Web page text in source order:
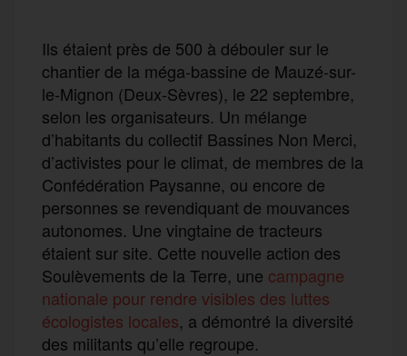
Ils étaient près de 500 à débouler sur le
chantier de la méga-bassine de Mauzé-sur-
le-Mignon (Deux-Sèvres), le 22 septembre,
selon les organisateurs. Un mélange
d’habitants du collectif Bassines Non Merci,
d’activistes pour le climat, de membres de la
Confédération Paysanne, ou encore de
personnes se revendiquant de mouvances
autonomes. Une vingtaine de tracteurs
étaient sur site. Cette nouvelle action des
Soulèvements de la Terre, une campagne
nationale pour rendre visibles des luttes
écologistes locales, a démontré la diversité
des militants qu’elle regroupe.